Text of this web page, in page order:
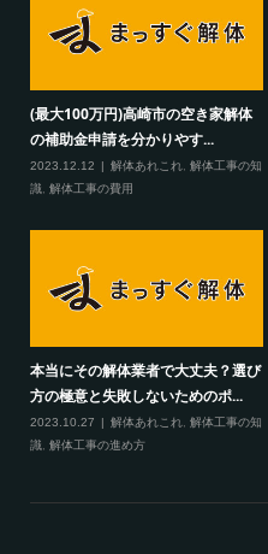
(最大100万円)高崎市の空き家解体
の補助金申請を分かりやす...
2023.12.12 解体あれこれ
解体工事の知
識
解体工事の費用
本当にその解体業者で大丈夫？選び
方の極意と失敗しないためのポ...
2023.10.27 解体あれこれ
解体工事の知
識
解体工事の進め方